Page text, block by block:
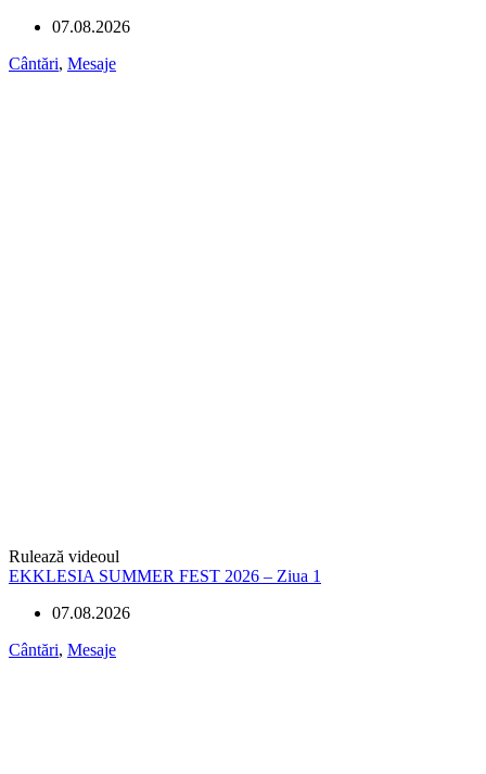
07.08.2026
Cântări, Mesaje
Rulează videoul
EKKLESIA SUMMER FEST 2026 – Ziua 1
07.08.2026
Cântări, Mesaje